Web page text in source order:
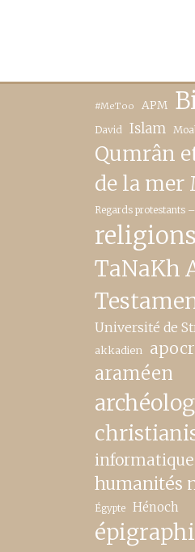
#MeToo APM
David Islam
Qumrân
de la mer
Regards protestants
religions
TaNaKh
Université de
akkadien
araméen
informatique
humanités
Égypte Hénoch